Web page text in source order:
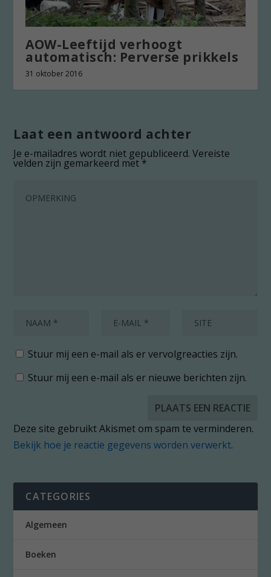
AOW-Leeftijd verhoogt
automatisch: Perverse prikkels
31 oktober 2016
Laat een antwoord achter
Je e-mailadres wordt niet gepubliceerd. Vereiste
velden zijn gemarkeerd met*
Stuur mij een e-mail als er vervolgreacties zijn.
Stuur mij een e-mail als er nieuwe berichten zijn.
Deze site gebruikt Akismet om spam te verminderen.
Bekijk hoe je reactie gegevens worden verwerkt.
CATEGORIES
Algemeen
Boeken